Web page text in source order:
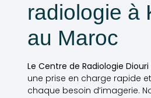
radiologie à
au Maroc
Le Centre de Radiologie Diouri
une prise en charge rapide
chaque besoin d’imagerie.